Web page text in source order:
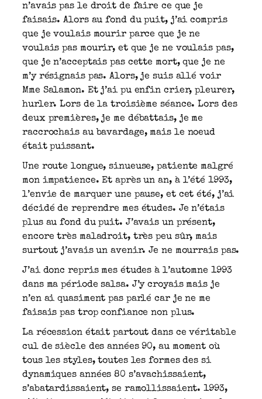
n’avais pas le droit de faire ce que je
faisais. Alors au fond du puit, j’ai compris
que je voulais mourir parce que je ne
voulais pas mourir, et que je ne voulais pas,
que je n’acceptais pas cette mort, que je ne
m’y résignais pas. Alors, je suis allé voir
Mme Salamon. Et j’ai pu enfin crier, pleurer,
hurler. Lors de la troisième séance. Lors des
deux premières, je me débattais, je me
raccrochais au bavardage, mais le noeud
était puissant.
Une route longue, sinueuse, patiente malgré
mon impatience. Et après un an, à l’été 1993,
l’envie de marquer une pause, et cet été, j’ai
décidé de reprendre mes études. Je n’étais
plus au fond du puit. J’avais un présent,
encore très maladroit, très peu sûr, mais
surtout j’avais un avenir. Je ne mourrais pas.
J’ai donc repris mes études à l’automne 1993
dans ma période salsa. J’y croyais mais je
n’en ai quasiment pas parlé car je ne me
faisais pas trop confiance non plus.
La récession était partout dans ce véritable
cul de siècle des années 90, au moment où
tous les styles, toutes les formes des si
dynamiques années 80 s’avachissaient,
s’abatardissaient, se ramollissaient. 1993,